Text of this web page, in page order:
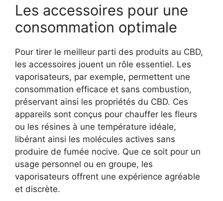
Les accessoires pour une
consommation optimale
Pour tirer le meilleur parti des produits au CBD,
les accessoires jouent un rôle essentiel. Les
vaporisateurs, par exemple, permettent une
consommation efficace et sans combustion,
préservant ainsi les propriétés du CBD. Ces
appareils sont conçus pour chauffer les fleurs
ou les résines à une température idéale,
libérant ainsi les molécules actives sans
produire de fumée nocive. Que ce soit pour un
usage personnel ou en groupe, les
vaporisateurs offrent une expérience agréable
et discrète.